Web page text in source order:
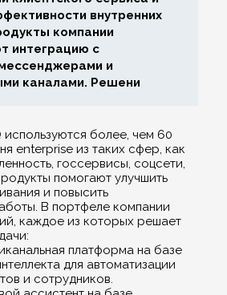
внутренних
компании
интеграцию с
и
каналами. Решени
более, чем 60
enterprise из таких сфер, как
госсервисы, соцсети,
помогают улучшить
и повысить
В портфеле компании
каждое из которых решает
платформа на базе
для автоматизации
и сотрудников.